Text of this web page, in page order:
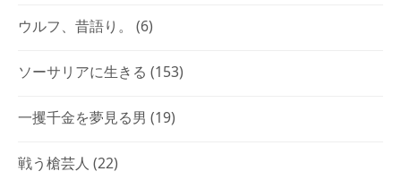
ウルフ、昔語り。 (6)
ソーサリアに生きる (153)
一攫千金を夢見る男 (19)
戦う槍芸人 (22)